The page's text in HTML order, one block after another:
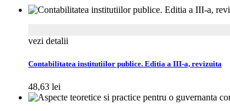
vezi detalii
Contabilitatea institutiilor publice. Editia a III-a, revizuita
48,63 lei